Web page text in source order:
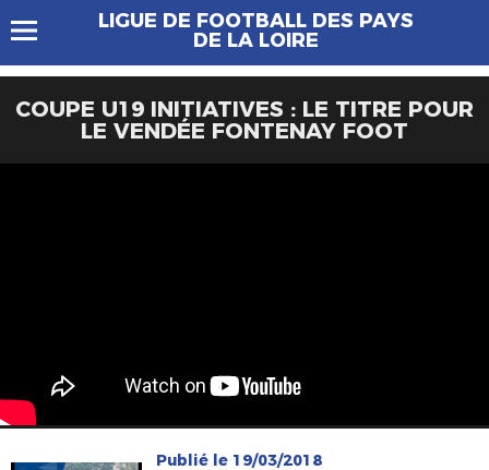
LIGUE DE FOOTBALL DES PAYS
DE LA LOIRE
COUPE U19 INITIATIVES : LE TITRE POUR
LE VENDÉE FONTENAY FOOT
Publié le 19/03/2018